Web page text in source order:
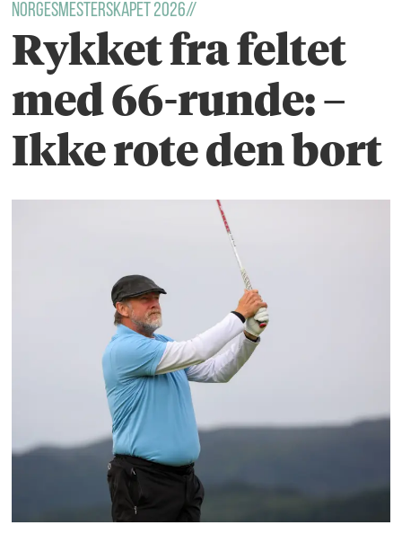
Norgesmesterskapet 2026//
Rykket fra feltet
med 66-runde: –
Ikke rote den bort